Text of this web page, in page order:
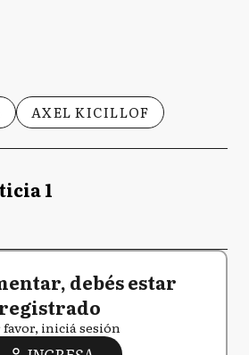
AXEL KICILLOF
1
debés estar
registrado
favor, iniciá sesión